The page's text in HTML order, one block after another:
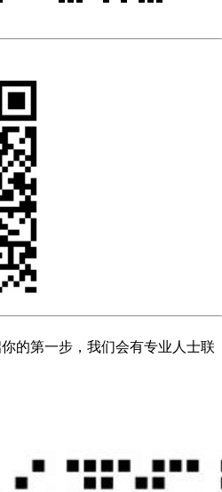
的第一步，我们会有专业人士联